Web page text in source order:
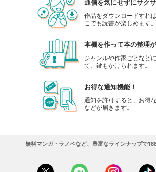
作品をダウンロードすれ
こでも読書が楽しめます。
本棚を作って本の整理
ジャンルや作家ごとなど
て、鍵もかけられます。
お得な通知機能！
通知を許可すると、お得
などが届きます。
無料マンガ・ラノベなど、豊富なラインナップで